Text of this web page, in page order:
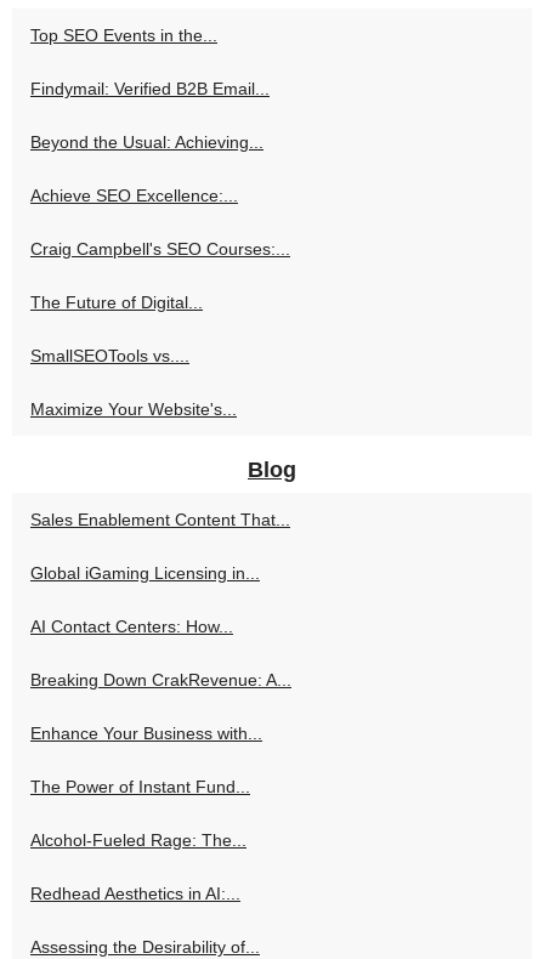
Top SEO Events in the...
Findymail: Verified B2B Email...
Beyond the Usual: Achieving...
Achieve SEO Excellence:...
Craig Campbell's SEO Courses:...
The Future of Digital...
SmallSEOTools vs....
Maximize Your Website's...
Blog
Sales Enablement Content That...
Global iGaming Licensing in...
AI Contact Centers: How...
Breaking Down CrakRevenue: A...
Enhance Your Business with...
The Power of Instant Fund...
Alcohol-Fueled Rage: The...
Redhead Aesthetics in AI:...
Assessing the Desirability of...